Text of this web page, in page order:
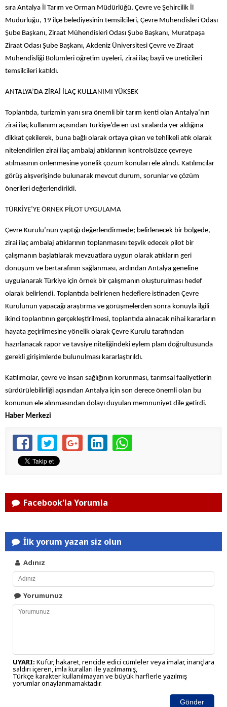
sıra Antalya İl Tarım ve Orman Müdürlüğü, Çevre ve Şehircilik İl
Müdürlüğü, 19 ilçe belediyesinin temsilcileri, Çevre Mühendisleri Odası
Şube Başkanı, Ziraat Mühendisleri Odası Şube Başkanı, Muratpaşa
Ziraat Odası Şube Başkanı, Akdeniz Üniversitesi Çevre ve Ziraat
Mühendisliği Bölümleri öğretim üyeleri, zirai ilaç bayii ve üreticileri
temsilcileri katıldı.
ANTALYA’DA ZİRAİ İLAÇ KULLANIMI YÜKSEK
Toplantıda, turizmin yanı sıra önemli bir tarım kenti olan Antalya’nın
zirai ilaç kullanımı açısından Türkiye’de en üst sıralarda yer aldığına
dikkat çekilerek, buna bağlı olarak ortaya çıkan ve tehlikeli atık olarak
nitelendirilen zirai ilaç ambalaj atıklarının kontrolsüzce çevreye
atılmasının önlenmesine yönelik çözüm konuları ele alındı. Katılımcılar
görüş alışverişinde bulunarak mevcut durum, sorunlar ve çözüm
önerileri değerlendirildi.
TÜRKİYE’YE ÖRNEK PİLOT UYGULAMA
Çevre Kurulu’nun yaptığı değerlendirmede; belirlenecek bir bölgede,
zirai ilaç ambalaj atıklarının toplanmasını teşvik edecek pilot bir
çalışmanın başlatılarak mevzuatlara uygun olarak atıkların geri
dönüşüm ve bertarafının sağlanması, ardından Antalya geneline
uygulanarak Türkiye için örnek bir çalışmanın oluşturulması hedef
olarak belirlendi. Toplantıda belirlenen hedeflere istinaden Çevre
Kurulunun yapacağı araştırma ve görüşmelerden sonra konuyla ilgili
ikinci toplantının gerçekleştirilmesi, toplantıda alınacak nihai kararların
hayata geçirilmesine yönelik olarak Çevre Kurulu tarafından
hazırlanacak rapor ve tavsiye niteliğindeki eylem planı doğrultusunda
gerekli girişimlerde bulunulması kararlaştırıldı.
Katılımcılar, çevre ve insan sağlığının korunması, tarımsal faaliyetlerin
sürdürülebilirliği açısından Antalya için son derece önemli olan bu
konunun ele alınmasından dolayı duyulan memnuniyet dile getirdi.
Haber Merkezi
Facebook'la Yorumla
İlk yorum yazan siz olun
Adınız
Yorumunuz
UYARI: Küfür, hakaret, rencide edici cümleler veya imalar, inançlara
saldırı içeren, imla kuralları ile yazılmamış,
Türkçe karakter kullanılmayan ve büyük harflerle yazılmış
yorumlar onaylanmamaktadır.
Gönder